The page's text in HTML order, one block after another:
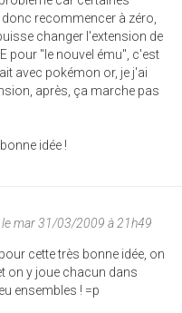
recommencer à zéro,
changer l'extension de
pour "le nouvel ému", c'est
avec pokémon or, je j'ai
après, ça marche pas
idée !
le mar 31/03/2009 à 21h49
cette très bonne idée, on
on y joue chacun dans
ensembles ! =p